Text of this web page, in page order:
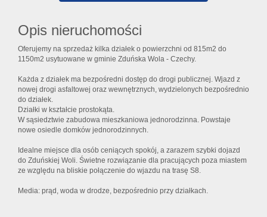
Opis nieruchomości
Oferujemy na sprzedaż kilka działek o powierzchni od 815m2 do
1150m2 usytuowane w gminie Zduńska Wola - Czechy.
Każda z działek ma bezpośredni dostęp do drogi publicznej. Wjazd z
nowej drogi asfaltowej oraz wewnętrznych, wydzielonych bezpośrednio
do działek.
Działki w kształcie prostokąta.
W sąsiedztwie zabudowa mieszkaniowa jednorodzinna. Powstaje
nowe osiedle domków jednorodzinnych.
Idealne miejsce dla osób ceniących spokój, a zarazem szybki dojazd
do Zduńskiej Woli. Świetne rozwiązanie dla pracujących poza miastem
ze względu na bliskie połączenie do wjazdu na trasę S8.
Media: prąd, woda w drodze, bezpośrednio przy działkach.